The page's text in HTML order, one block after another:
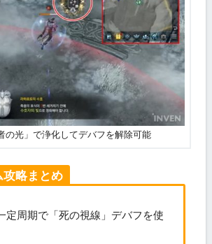
の光」で浄化してデバフを解除可能
略まとめ
定周期で「死の視線」デバフを使